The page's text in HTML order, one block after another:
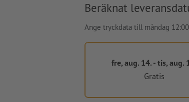
Beräknat
Ange tryckdata till måndag 12:00
fre, aug. 14. - tis, aug.
Gratis